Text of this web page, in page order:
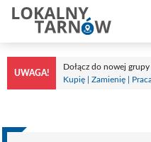
Przejdź
treści
UWAGA!
Dołącz do nowej grupy
Kupię | Zamienię |